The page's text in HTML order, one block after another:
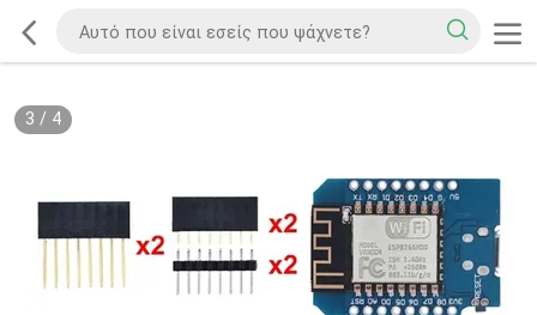
3 / 4